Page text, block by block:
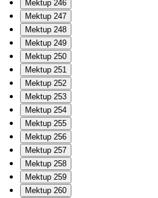
Mektup 246
Mektup 247
Mektup 248
Mektup 249
Mektup 250
Mektup 251
Mektup 252
Mektup 253
Mektup 254
Mektup 255
Mektup 256
Mektup 257
Mektup 258
Mektup 259
Mektup 260